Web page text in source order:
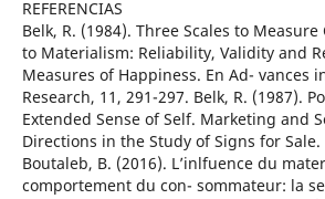
REFERENCIAS
Belk, R. (1984). Three Scales to
to Materialism: Reliability, Validity and
Measures of Happiness. En Ad- vances
Research, 11, 291-297. Belk, R. (1987).
Extended Sense of Self. Marketing and
Directions in the Study of Signs for
Boutaleb, B. (2016). L’inlfuence du
comportement du con- sommateur: la